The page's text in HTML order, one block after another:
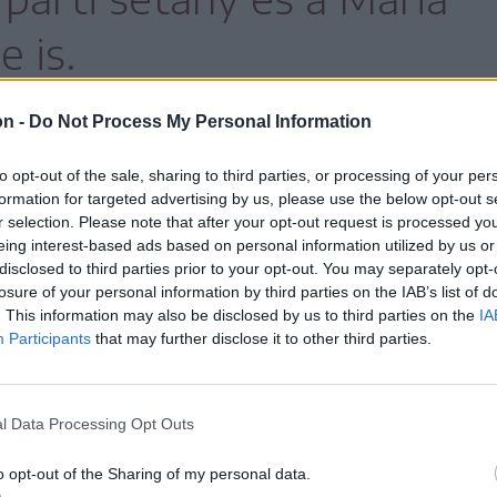
- Do Not Process My Personal Information
opt-out of the sale, sharing to third parties, or processing of your
for targeted advertising by us, please use the below opt-out
selection. Please note that after your opt-out request is processed
interest-based ads based on personal information utilized by us
to third parties prior to your opt-out. You may separately
of your personal information by third parties on the IAB’s list of
This information may also be disclosed by us to third parties on the
Participants that may further disclose it to other third parties.
Data Processing Opt Outs
opt-out of the Sharing of my personal data.
is.
éve tart az utcák felújítását tartalmazó
hogy tovább nőnek
azt idénre áthozzák,
választásuk.